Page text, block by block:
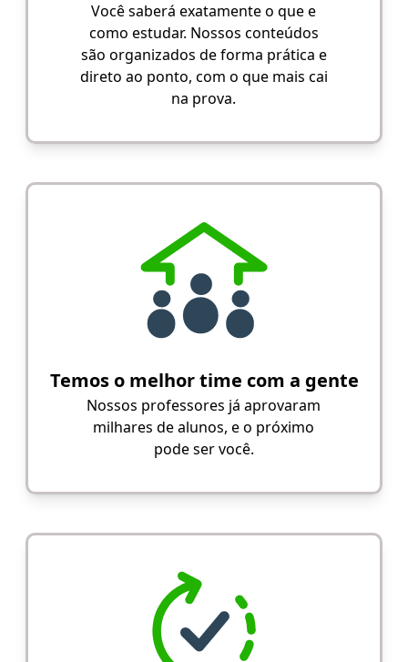
Você saberá exatamente o que e
como estudar. Nossos conteúdos
são organizados de forma prática e
direto ao ponto, com o que mais cai
na prova.
Temos o melhor time com a gente
Nossos professores já aprovaram
milhares de alunos, e o próximo
pode ser você.